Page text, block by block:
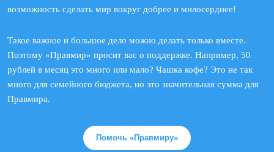
возможность сделать мир вокруг добрее и милосерднее!
Такое важное и большое дело можно делать только вместе.
Поэтому «Правмир» просит вас о поддержке. Например, 50
рублей в месяц это много или мало? Чашка кофе? Это не так
много для семейного бюджета, но это значительная сумма для
Правмира.
Помочь «Правмиру»